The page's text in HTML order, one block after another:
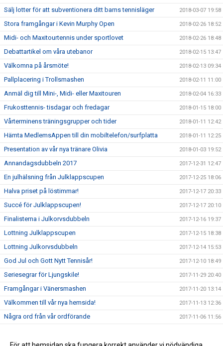
Sälj lotter för att subventionera ditt barns tennisläger 2018-03-07 19:58
Stora framgångar i Kevin Murphy Open 2018-02-26 18:52
Midi- och Maxitourtennis under sportlovet 2018-02-26 18:48
Debattartikel om våra utebanor 2018-02-15 13:47
Välkomna på årsmöte! 2018-02-13 09:34
Pallplacering i Trollsmashen 2018-02-11 11:00
Anmäl dig till Mini-, Midi- eller Maxitouren 2018-02-04 16:33
Frukosttennis- tisdagar och fredagar 2018-01-15 18:00
Vårterminens träningsgrupper och tider 2018-01-11 12:42
Hämta MedlemsAppen till din mobiltelefon/surfplatta 2018-01-11 12:25
Presentation av vår nya tränare Olivia 2018-01-03 19:52
Annandagsdubbeln 2017 2017-12-31 12:47
En julhälsning från Julklappscupen 2017-12-25 18:06
Halva priset på löstimmar! 2017-12-17 20:33
Succé för Julklappscupen! 2017-12-17 20:10
Finalisterna i Julkorvsdubbeln 2017-12-16 19:37
Lottning Julklappscupen 2017-12-15 18:38
Lottning Julkorvsdubbeln 2017-12-14 15:53
God Jul och Gott Nytt Tennisår! 2017-12-10 18:49
Seriesegrar för Ljungskile! 2017-11-29 20:40
Framgångar i Vänersmashen 2017-11-20 13:14
Välkommen till vår nya hemsida! 2017-11-13 12:36
Några ord från vår ordförande 2017-11-06 11:56
Dags att anmäla sig till Julklappscupen